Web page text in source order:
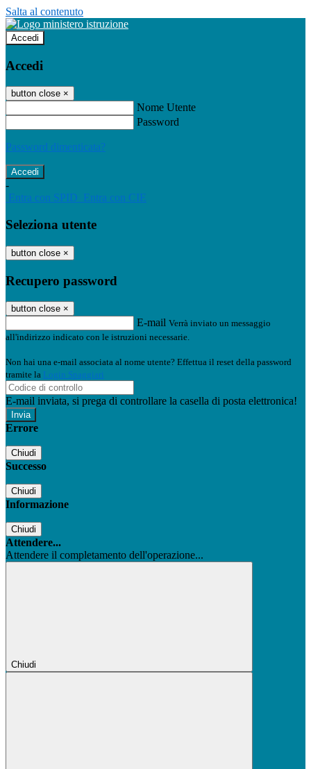
Salta al contenuto
Accedi
Accedi
button close ×
Nome Utente
Password
Password dimenticata?
-
Entra con SPID Entra con CIE
Seleziona utente
button close ×
Recupero password
button close ×
E-mail Verrà inviato un messaggio
all'indirizzo indicato con le istruzioni necessarie.
Non hai una e-mail associata al nome utente? Effettua il reset della password
tramite la Login Spaggiari
E-mail inviata, si prega di controllare la casella di posta elettronica!
Errore
Chiudi
Successo
Chiudi
Informazione
Chiudi
Attendere...
Attendere il completamento dell'operazione...
Chiudi